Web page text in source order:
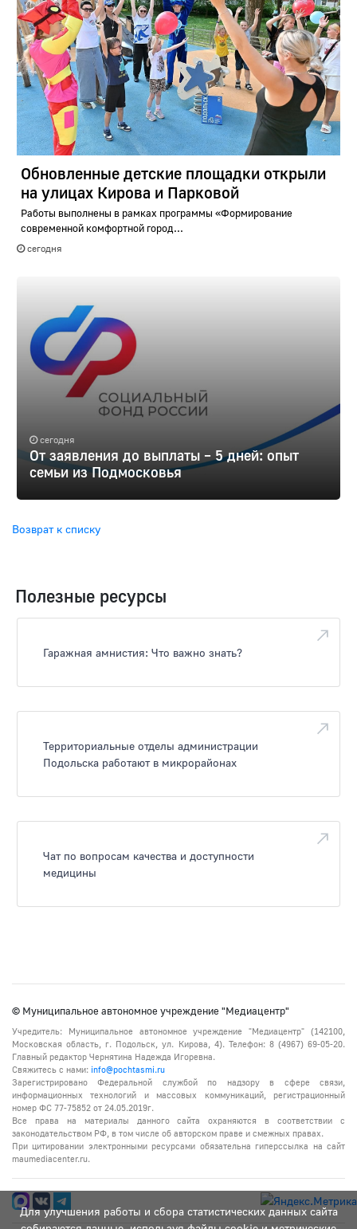
Обновленные детские площадки открыли
на улицах Кирова и Парковой
Работы выполнены в рамках программы «Формирование
современной комфортной город...
сегодня
сегодня
От заявления до выплаты – 5 дней: опыт
семьи из Подмосковья
Возврат к списку
Полезные ресурсы
Гаражная амнистия: Что важно знать?
Территориальные отделы администрации
Подольска работают в микрорайонах
Чат по вопросам качества и доступности
медицины
Для улучшения работы и сбора статистических данных сайта
© Муниципальное автономное учреждение "Медиацентр"
Учредитель: Муниципальное автономное учреждение "Медиацентр" (142100,
Московская область, г. Подольск, ул. Кирова, 4). Телефон: 8 (4967) 69-05-20.
Главный редактор Чернятина Надежда Игоревна.
Свяжитесь с нами: info@pochtasmi.ru
Зарегистрировано Федеральной службой по надзору в сфере связи,
информационных технологий и массовых коммуникаций, регистрационный
номер ФС 77-75852 от 24.05.2019г.
Все права на материалы данного сайта охраняются в соответствии с
законодательством РФ, в том числе об авторском праве и смежных правах.
При цитировании электронными ресурсами обязательна гиперссылка на сайт
maumediacenter.ru.